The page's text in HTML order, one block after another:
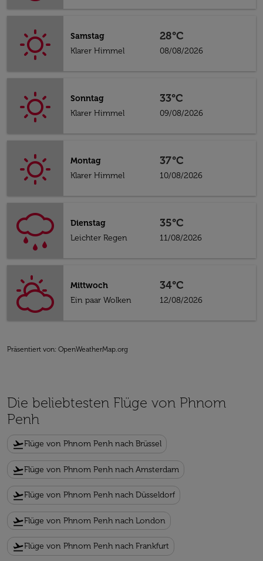
Samstag
Klarer Himmel
28°C
08/08/2026
Sonntag
Klarer Himmel
33°C
09/08/2026
Montag
Klarer Himmel
37°C
10/08/2026
Dienstag
Leichter Regen
35°C
11/08/2026
Mittwoch
Ein paar Wolken
34°C
12/08/2026
Präsentiert von: OpenWeatherMap.org
Die beliebtesten Flüge von Phnom
Penh
flight_takeoffFlüge von Phnom Penh nach Brüssel
flight_takeoffFlüge von Phnom Penh nach Amsterdam
flight_takeoffFlüge von Phnom Penh nach Düsseldorf
flight_takeoffFlüge von Phnom Penh nach London
flight_takeoffFlüge von Phnom Penh nach Frankfurt